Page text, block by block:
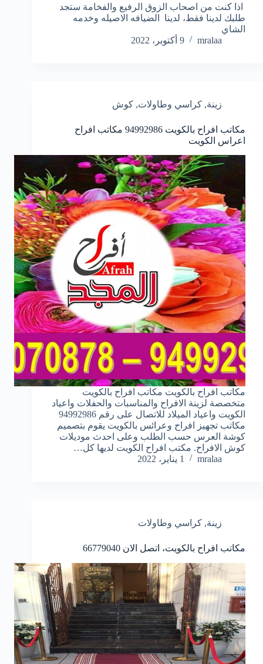
اذا كنت من اصحاب الزوق الرفيع والفخامة ستجد
طلبك لدينا فقط، لدينا الضيافه الاصيله وخدمه
الشاي
mralaa
9 أكتوبر، 2022
زينة, كراسي وطاولات, كوش
مكاتب افراح بالكويت 94992986 مكاتب افراح
اعراس الكويت
مكاتب افراح بالكويت مكاتب افراح بالكويت
متخصصة لزينة الافراح والمناسبات والحفلات واعياد
مكاتب تجهيز افراح وعرائس بالكويت يقوم بتصميم
كوشة العرس حسب الطلب وعلى احدث موديلات
كوش الافراح. مكتب افراح الكويت لديها كل…
mralaa
1 يناير، 2022
زينة, كراسي وطاولات
مكاتب افراح بالكويت، اتصل الان 66779040